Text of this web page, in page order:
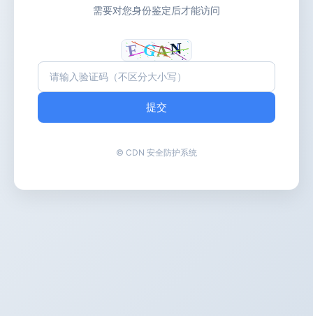
需要对您身份鉴定后才能访问
提交
© CDN 安全防护系统